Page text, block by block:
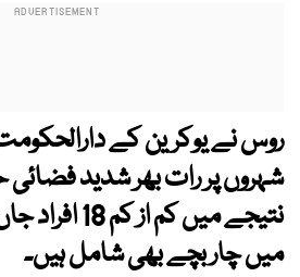
روس نے یوکرین کے
شہروں پر رات بھر شدید
نتیجے میں کم
میں چار بچے بھی شامل ہیں۔